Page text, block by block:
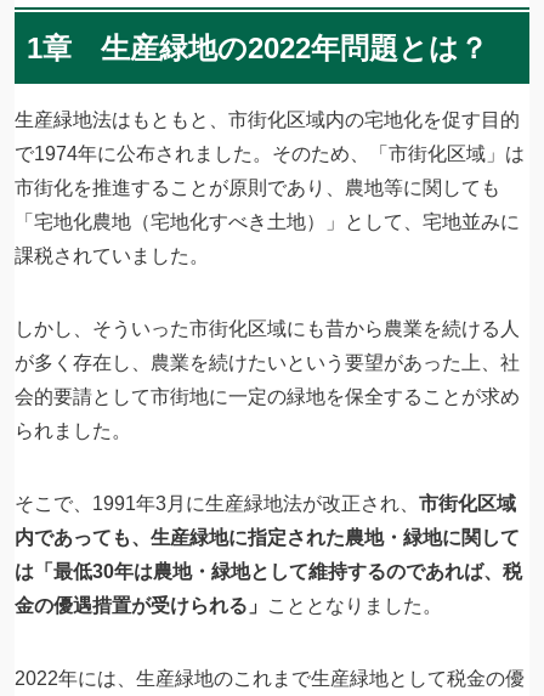
1章 生産緑地の2022年問題とは？
生産緑地法はもともと、市街化区域内の宅地化を促す目的
で1974年に公布されました。そのため、
「市街化区域」は
市街化を推進することが原則であり、農地等に関しても
「宅地化農地（宅地化すべき土地）」として、宅地並みに
課税されていました。
しかし、そういった市街化区域にも昔から農業を続ける人
が多く存在し、農業を続けたいという要望があった上、社
会的要請として市街地に一定の緑地を保全することが求め
られました。
そこで、1991年3月に生産緑地法が改正され、 市街化区域
内であっても、生産緑地に指定された農地・緑地に関して
は「最低30年は農地・緑地として維持するのであれば、税
金の優遇措置が受けられる」
こととなりました。
2022年には、生産緑地のこれまで生産緑地として税金の優